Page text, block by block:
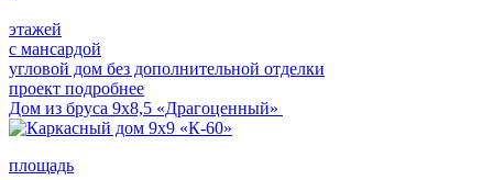
этажей
с мансардой
угловой дом без дополнительной отделки
проект подробнее
Дом из бруса 9х8,5 «Драгоценный»
площадь